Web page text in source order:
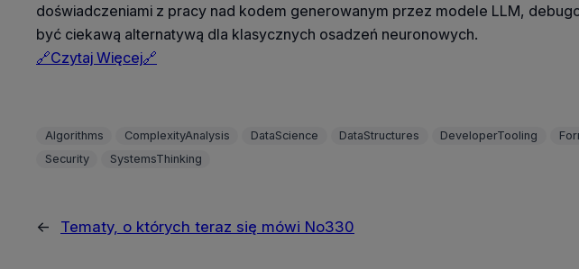
doświadczeniami z pracy nad kodem generowanym przez modele LLM,
być ciekawą alternatywą dla klasycznych osadzeń neuronowych.
🔗Czytaj Więcej🔗
Algorithms ComplexityAnalysis DataScience DataStructures DeveloperTooling
Security
SystemsThinking
← Tematy, o których teraz się mówi No330